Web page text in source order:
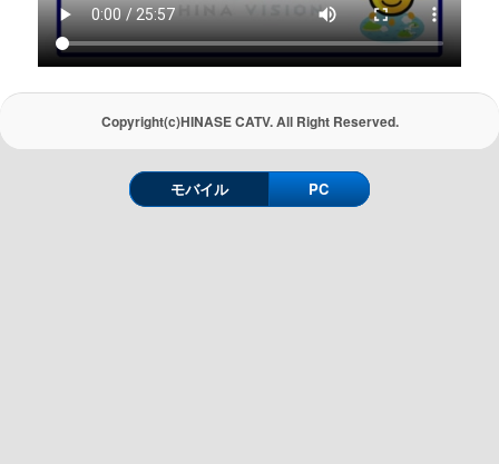
Copyright(c)HINASE CATV. All Right Reserved.
モバイル PC